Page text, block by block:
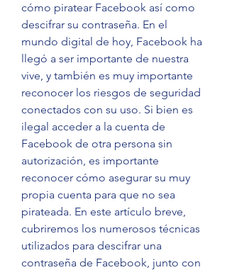
cómo piratear Facebook así como
descifrar su contraseña. En el
mundo digital de hoy, Facebook ha
llegó a ser importante de nuestra
vive, y también es muy importante
reconocer los riesgos de seguridad
conectados con su uso. Si bien es
ilegal acceder a la cuenta de
Facebook de otra persona sin
autorización, es importante
reconocer cómo asegurar su muy
propia cuenta para que no sea
pirateada. En este artículo breve,
cubriremos los numerosos técnicas
utilizados para descifrar una
contraseña de Facebook, junto con